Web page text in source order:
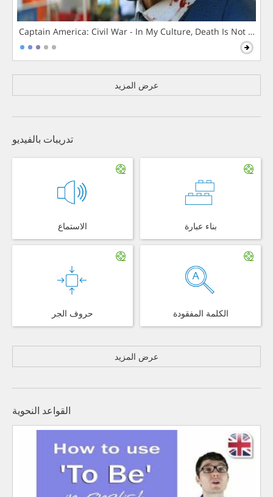
Captain America: Civil War - In My Culture, Death Is Not The
عرض المزيد
تدريبات بالفيديو
الاستماع بناء عبارة
حروف الجر الكلمة المفقودة
عرض المزيد
القواعد النحوية